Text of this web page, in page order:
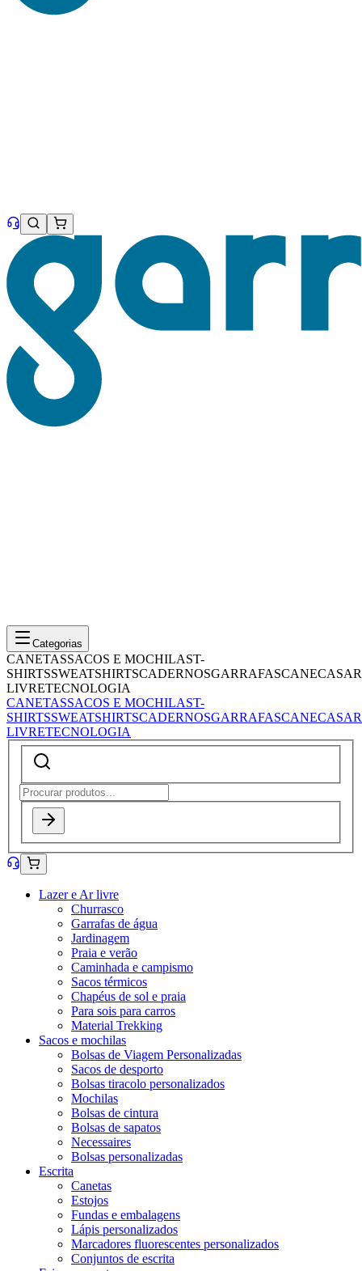
Categorias
CANETASSACOS E MOCHILAST-
SHIRTSSWEATSHIRTSCADERNOSGARRAFASCANECASAR
LIVRETECNOLOGIA
CANETASSACOS E MOCHILAST-
SHIRTSSWEATSHIRTSCADERNOSGARRAFASCANECASAR
LIVRETECNOLOGIA
Lazer e Ar livre
Churrasco
Garrafas de água
Jardinagem
Praia e verão
Caminhada e campismo
Sacos térmicos
Chapéus de sol e praia
Para sois para carros
Material Trekking
Sacos e mochilas
Bolsas de Viagem Personalizadas
Sacos de desporto
Bolsas tiracolo personalizados
Mochilas
Bolsas de cintura
Bolsas de sapatos
Necessaires
Bolsas personalizadas
Escrita
Canetas
Estojos
Fundas e embalagens
Lápis personalizados
Marcadores fluorescentes personalizados
Conjuntos de escrita